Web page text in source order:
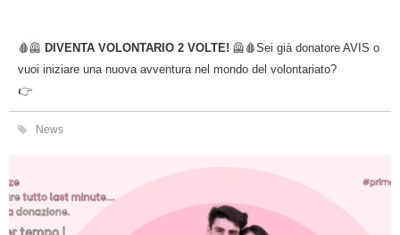
🩸🦺 DIVENTA VOLONTARIO 2 VOLTE! 🦺🩸Sei già donatore AVIS o
vuoi iniziare una nuova avventura nel mondo del volontariato?
👉
News